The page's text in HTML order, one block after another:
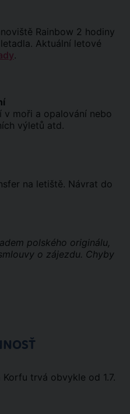
Rainbow 2 hodiny
Aktuální letové
.
v moři a opalování nebo
výletů atd.
na letiště. Návrat do
polského originálu,
o zájezdu. Chyby
trvá obvykle od 1.7.